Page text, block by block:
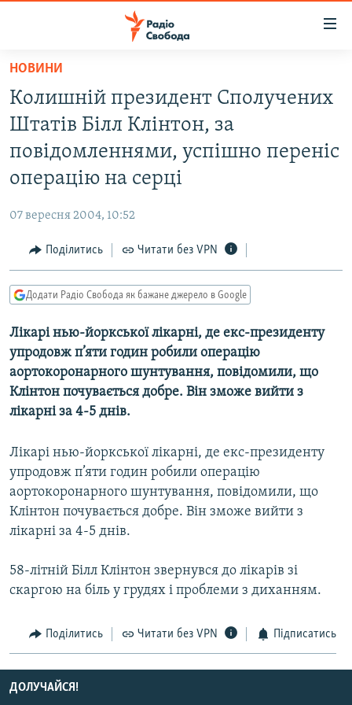
Перейти
основного
матеріалу
Перейти
до
основної
Перейти
пошуку
СТАТТІ
СУСПІЛЬСТВО
КУЛЬТУРА
СПОРТ
СВІТ
ДОНБАС.РЕАЛІЇ
КРИМ.РЕАЛІЇ
ТИ ЯК?
КИТАЙ.ВИКЛИКИ
МУЛЬТИМЕДІА
ФОТО
СПЕЦПРОЄКТИ
ПОДКАСТИ
КРИМ РЕАЛІЇ
РУС
УКР
КТАТ
НОВИНИ
Колишній президент Сполучених
Штатів Білл Клінтон, за
повідомленнями, успішно переніс
операцію на серці
07 вересня 2004, 10:52
Поділитись Читати без VPN
Додати Радіо Свобода як бажане джерело в Google
Лікарі нью-йоркської лікарні, де екс-президенту
упродовж п’яти годин робили операцію
аортокоронарного шунтування, повідомили, що
Клінтон почувається добре. Він зможе вийти з
лікарні за 4-5 днів.
Лікарі нью-йоркської лікарні, де екс-президенту
упродовж п’яти годин робили операцію
аортокоронарного шунтування, повідомили, що
Клінтон почувається добре. Він зможе вийти з
лікарні за 4-5 днів.
58-літній Білл Клінтон звернувся до лікарів зі
скаргою на біль у грудях і проблеми з диханням.
Поділитись Читати без VPN Підписатись
ДОЛУЧАЙСЯ!